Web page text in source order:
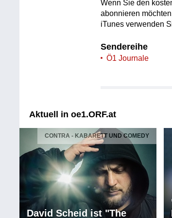
Wenn Sie den
abonnieren
iTunes verwenden
Sendereihe
Ö1 Journale
Aktuell in oe1.ORF.at
CONTRA - KABARETT UND COMEDY
David Scheid ist "The